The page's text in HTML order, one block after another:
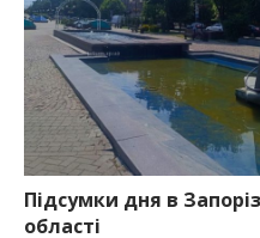
Підсумки дня в
області